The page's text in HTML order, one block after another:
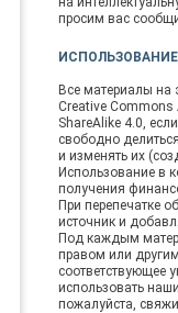
просим вас
Все материалы на
Creative
ShareAlike 4.0,
свободно
и изменять их
Использование в
получения
При перепечатке
источник и
Под каждым
правом или
соответствующее
использовать
пожалуйста,